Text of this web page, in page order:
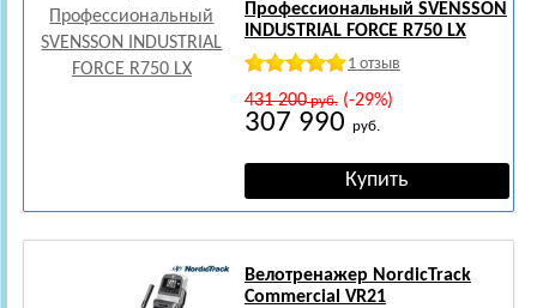
Профессиональный SVENSSON
INDUSTRIAL FORCE R750 LX
1 отзыв
431 200руб.(-29%)
307 990 руб.
Велотренажер NordicTrack
Commercial VR21